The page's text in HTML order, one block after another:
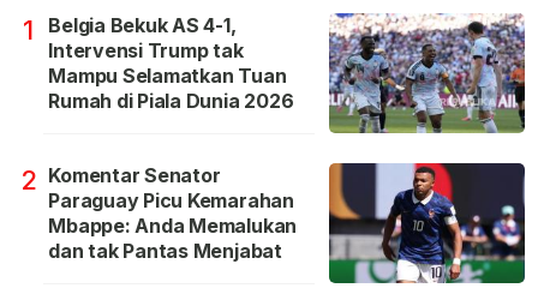
1
Belgia Bekuk AS 4-1,
Intervensi Trump tak
Mampu Selamatkan Tuan
Rumah di Piala Dunia 2026
2 Komentar Senator
Paraguay Picu Kemarahan
Mbappe: Anda Memalukan
dan tak Pantas Menjabat